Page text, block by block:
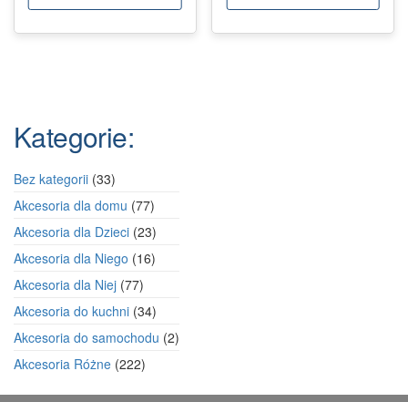
Kategorie:
Bez kategorii 3333
produkty
Akcesoria dla domu 7777
produktów
Akcesoria dla Dzieci 2323
produkty
Akcesoria dla Niego 1616
Akcesoria dla Niej 7777
produktów
Akcesoria do kuchni 3434
produkty
Akcesoria do samochodu 22
Akcesoria Różne 222222